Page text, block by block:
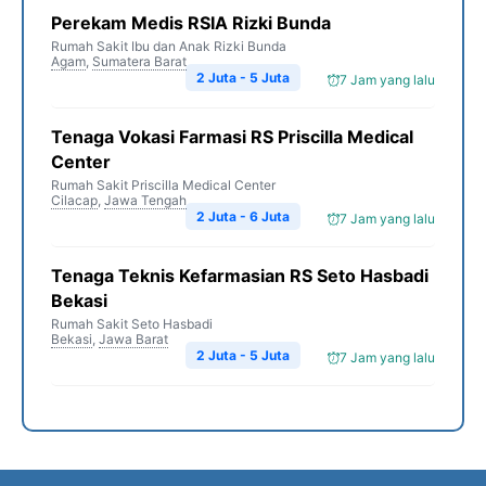
Perekam Medis RSIA Rizki Bunda
Rumah Sakit Ibu dan Anak Rizki Bunda
Agam, Sumatera Barat
7 Jam yang lalu
2 Juta - 5 Juta
Tenaga Vokasi Farmasi RS Priscilla Medical
Center
Rumah Sakit Priscilla Medical Center
Cilacap, Jawa Tengah
7 Jam yang lalu
2 Juta - 6 Juta
Tenaga Teknis Kefarmasian RS Seto Hasbadi
Bekasi
Rumah Sakit Seto Hasbadi
Bekasi, Jawa Barat
7 Jam yang lalu
2 Juta - 5 Juta